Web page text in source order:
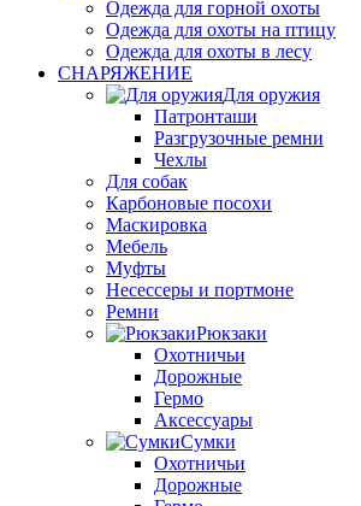
Одежда для горной охоты
Одежда для охоты на птицу
Одежда для охоты в лесу
СНАРЯЖЕНИЕ
Для оружия
Патронташи
Разгрузочные ремни
Чехлы
Для собак
Карбоновые посохи
Маскировка
Мебель
Муфты
Несессеры и портмоне
Ремни
Рюкзаки
Охотничьи
Дорожные
Гермо
Аксессуары
Сумки
Охотничьи
Дорожные